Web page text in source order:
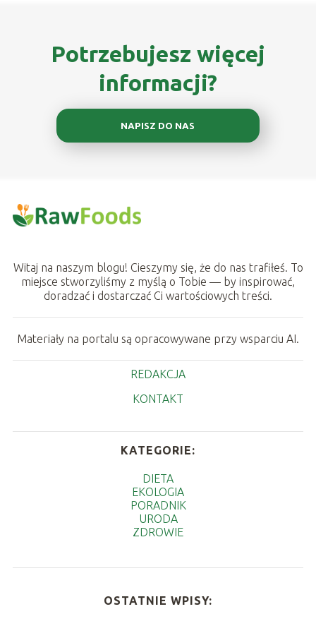
Potrzebujesz więcej
informacji?
NAPISZ DO NAS
Witaj na naszym blogu! Cieszymy się, że do nas trafiłeś. To
miejsce stworzyliśmy z myślą o Tobie — by inspirować,
doradzać i dostarczać Ci wartościowych treści.
Materiały na portalu są opracowywane przy wsparciu AI.
REDAKCJA
KONTAKT
KATEGORIE:
DIETA
EKOLOGIA
PORADNIK
URODA
ZDROWIE
OSTATNIE WPISY: